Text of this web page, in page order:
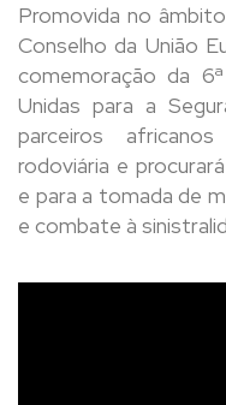
Promovida no
Conselho da União
comemoração da
Unidas para a
parceiros
rodoviária e
e para a tomada de
e combate à